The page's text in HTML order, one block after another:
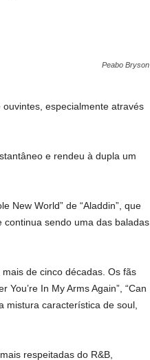
Peabo Bryson
especialmente através
e rendeu à dupla um
New World” de “Aladdin”, que
continua sendo uma das baladas
de cinco décadas. Os fãs
You’re In My Arms Again”, “Can
mistura característica de soul,
respeitadas do R&B,